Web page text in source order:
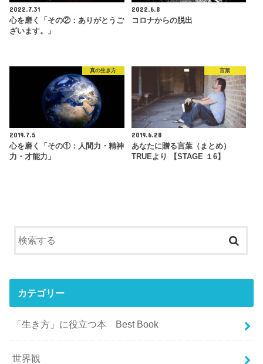
2022.7.31
心を磨く「その②：ありがとうご
ざいます。」
2022.6.8
コロナからの脱出
真の生き方
2019.7.5
心を磨く「その①：人間力・精神
力・才能力」
言葉
2019.6.28
あなたに贈る言葉（まとめ）
TRUEより 【STAGE １6】
カテゴリー
「生き方」に役立つ本 Best Book
世界観